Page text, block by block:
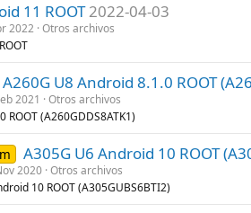
11 ROOT 2022-04-03
2022 Otros archivos
A260G U8 Android 8.1.0 ROOT
2021
Otros archivos
ROOT (A260GDDS8ATK1)
A305G U6 Android 10 ROOT
2020 Otros archivos
10 ROOT (A305GUBS6BTI2)